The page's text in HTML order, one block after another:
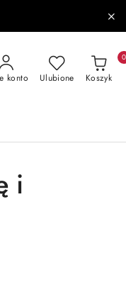
konto Ulubione Koszyk
0
i